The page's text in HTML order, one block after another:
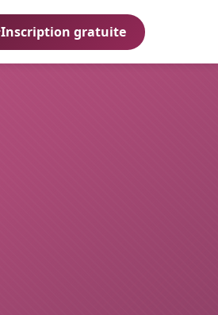
Inscription gratuite